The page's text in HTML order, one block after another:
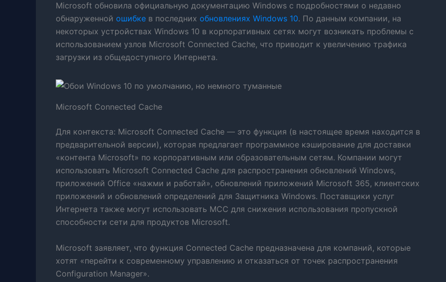
Microsoft обновила официальную документацию Windows с подробностями о недавно
обнаруженной ошибке в последних обновлениях Windows 10. По данным компании, на
некоторых устройствах Windows 10 в корпоративных сетях могут возникать проблемы с
использованием узлов Microsoft Connected Cache, что приводит к увеличению трафика
загрузки из общедоступного Интернета.
Microsoft Connected Cache
Для контекста: Microsoft Connected Cache — это функция (в настоящее время находится в
предварительной версии), которая предлагает программное кэширование для доставки
«контента Microsoft» по корпоративным или образовательным сетям. Компании могут
использовать Microsoft Connected Cache для распространения обновлений Windows,
приложений Office «нажми и работай», обновлений приложений Microsoft 365, клиентских
приложений и обновлений определений для Защитника Windows. Поставщики услуг
Интернета также могут использовать MCC для снижения использования пропускной
способности сети для продуктов Microsoft.
Microsoft заявляет, что функция Connected Cache предназначена для компаний, которые
хотят «перейти к современному управлению и отказаться от точек распространения
Configuration Manager».